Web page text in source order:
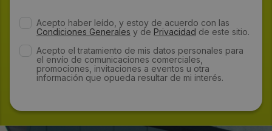
Acepto haber leído, y estoy de acuerdo con las
Condiciones Generales y de Privacidad de este sitio.
Acepto el tratamiento de mis datos personales para
el envío de comunicaciones comerciales,
promociones, invitaciones a eventos u otra
información que opueda resultar de mi interés.